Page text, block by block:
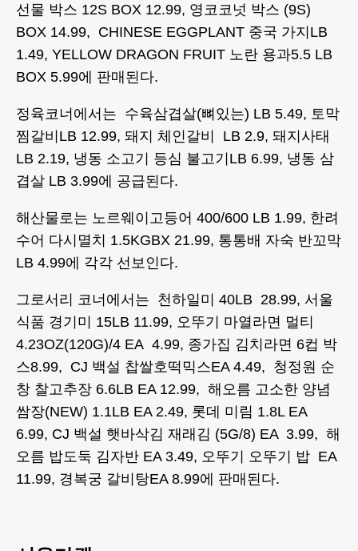
선물 박스 12S BOX 12.99, 영코코넛 박스 (9S)
BOX 14.99, CHINESE EGGPLANT 중국 가지LB
1.49, YELLOW DRAGON FRUIT 노란 용과5.5 LB
BOX 5.99에 판매된다.
정육코너에서는 수육삼겹살(뼈있는) LB 5.49, 토막
찜갈비LB 12.99, 돼지 체인갈비 LB 2.9, 돼지사태
LB 2.19, 냉동 소고기 등심 불고기LB 6.99, 냉동 삼
겹살 LB 3.99에 공급된다.
해산물로는 노르웨이고등어 400/600 LB 1.99, 한려
수어 다시멸치 1.5KGBX 21.99, 통통배 자숙 반꼬막
LB 4.99에 각각 선보인다.
그로서리 코너에서는 천하일미 40LB 28.99, 서울
식품 경기미 15LB 11.99, 오뚜기 마열라면 멀티
4.23OZ(120G)/4 EA 4.99, 종가집 김치라면 6컵 박
스8.99, CJ 백설 찹쌀호떡믹스EA 4.49, 청정원 순
창 찰고추장 6.6LB EA 12.99, 해오름 고소한 양념
쌈장(NEW) 1.1LB EA 2.49, 롯데 미림 1.8L EA
6.99, CJ 백설 햇바삭김 재래김 (5G/8) EA 3.99, 해
오름 밥도둑 김자반 EA 3.49, 오뚜기 오뚜기 밥 EA
11.99, 경복궁 갈비탕EA 8.99에 판매된다.